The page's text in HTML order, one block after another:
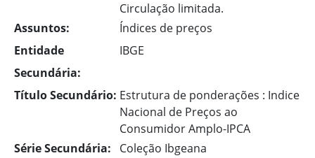
Circulação limitada.
Assuntos:
Índices de preços
Entidade
Secundária:
IBGE
Título Secundário: Estrutura de ponderações : Indice
Nacional de Preços ao
Consumidor Amplo-IPCA
Série Secundária:
Coleção Ibgeana